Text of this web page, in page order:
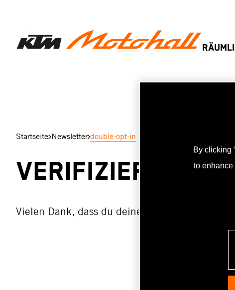
Startseite Newsletter double-opt-in
Verifizierung
Vielen Dank, dass du deine Anmeldung für
By clicking
to enhance